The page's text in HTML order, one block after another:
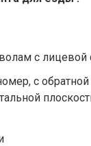
с лицевой
с